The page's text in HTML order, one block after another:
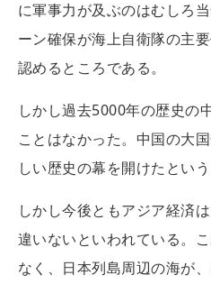
に軍事力が及ぶのはむしろ
ーン確保が海上自衛隊の主
認めるところである。
しかし過去5000年の歴史の
ことはなかった。中国の大
しい歴史の幕を開けたとい
しかし今後ともアジア経済
違いないといわれている。
なく、日本列島周辺の海が